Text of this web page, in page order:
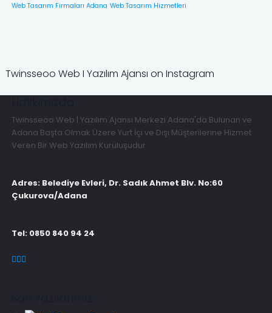
Web Tasarım Firmaları Adana Web Tasarım Hizmetleri
Twinsseoo Web I Yazılım Ajansı on Instagram
Twinsseoo Web | Yazılım Ajansı Merkezi Adana'da Bulunan ve
Adana Başta Olmak Üzere Yurt İçi ve Dışı Müşterilerine Hizmet
Veren Bir Web Yazılım Kuruluşudur.
Adres: Belediye Evleri, Dr. Sadık Ahmet Blv. No:60
Çukurova/Adana
Tel: 0850 840 94 24